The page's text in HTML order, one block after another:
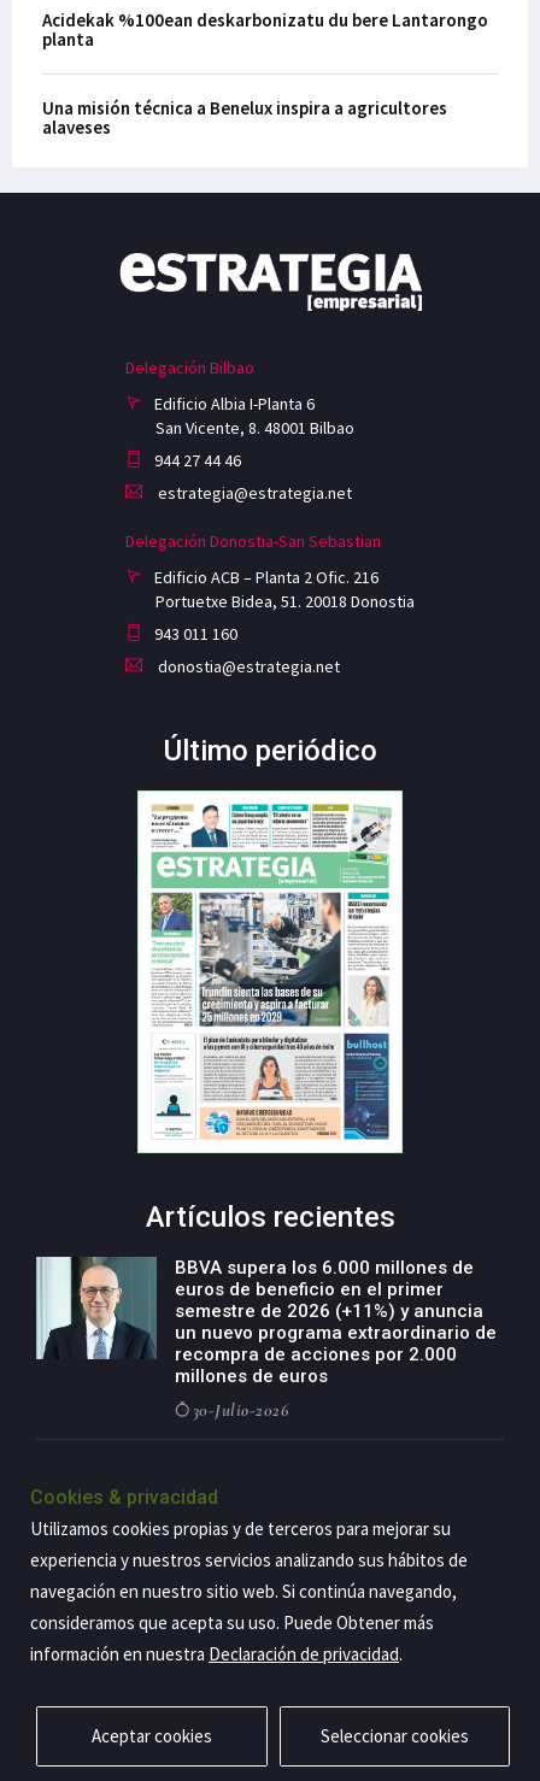
Acidekak %100ean deskarbonizatu du bere Lantarongo
planta
Una misión técnica a Benelux inspira a agricultores
alaveses
Delegación Bilbao
Edificio Albia I-Planta 6
San Vicente, 8. 48001 Bilbao
944 27 44 46
estrategia@estrategia.net
Delegación Donostia-San Sebastian
Edificio ACB – Planta 2 Ofic. 216
Portuetxe Bidea, 51. 20018 Donostia
943 011 160
donostia@estrategia.net
Último periódico
Artículos recientes
BBVA supera los 6.000 millones de
euros de beneficio en el primer
semestre de 2026 (+11%) y anuncia
un nuevo programa extraordinario de
recompra de acciones por 2.000
millones de euros
30-Julio-2026
negocio agro con un modelo global
países
29-Julio-2026
Privacidad Aviso legal Política de cookies Contacto
Cookies & privacidad
Utilizamos cookies propias y de terceros para mejorar su
experiencia y nuestros servicios analizando sus hábitos de
navegación en nuestro sitio web. Si continúa navegando,
consideramos que acepta su uso. Puede Obtener más
información en nuestra Declaración de privacidad.
Aceptar cookies Seleccionar cookies